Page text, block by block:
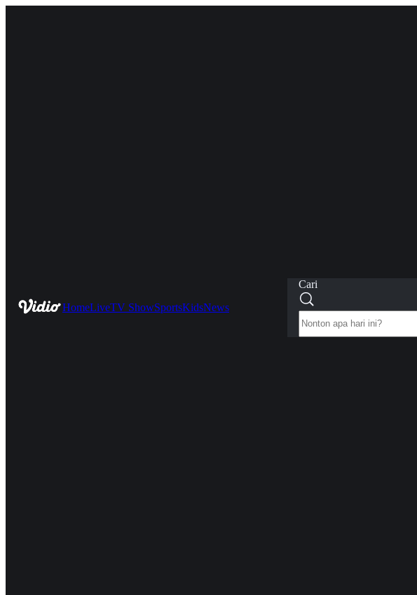
HomeLiveTV ShowSportsKidsNews
Cari